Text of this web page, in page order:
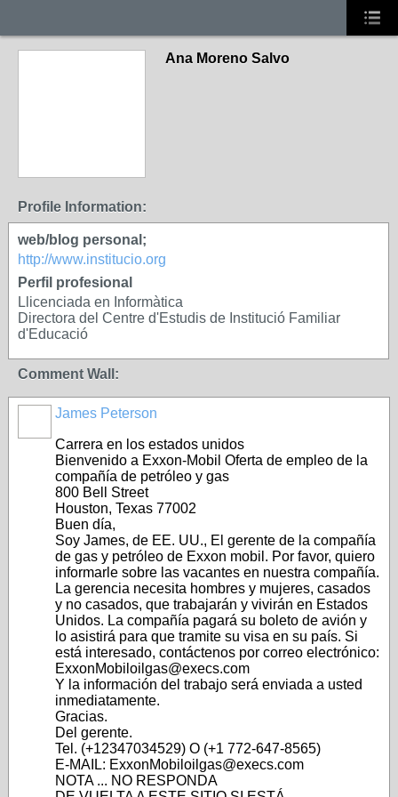
Ana Moreno Salvo
Profile Information:
web/blog personal;
http://www.institucio.org
Perfil profesional
Llicenciada en Informàtica
Directora del Centre d'Estudis de Institució Familiar
d'Educació
Comment Wall:
James Peterson
Carrera en los estados unidos
Bienvenido a Exxon-Mobil Oferta de empleo de la
compañía de petróleo y gas
800 Bell Street
Houston, Texas 77002
Buen día,
Soy James, de EE. UU., El gerente de la compañía
de gas y petróleo de Exxon mobil. Por favor, quiero
informarle sobre las vacantes en nuestra compañía.
La gerencia necesita hombres y mujeres, casados
y no casados, que trabajarán y vivirán en Estados
Unidos. La compañía pagará su boleto de avión y
lo asistirá para que tramite su visa en su país. Si
está interesado, contáctenos por correo electrónico:
ExxonMobiloilgas@execs.com
Y la información del trabajo será enviada a usted
inmediatamente.
Gracias.
Del gerente.
Tel. (+12347034529) O (+1 772-647-8565)
E-MAIL: ExxonMobiloilgas@execs.com
NOTA ... NO RESPONDA